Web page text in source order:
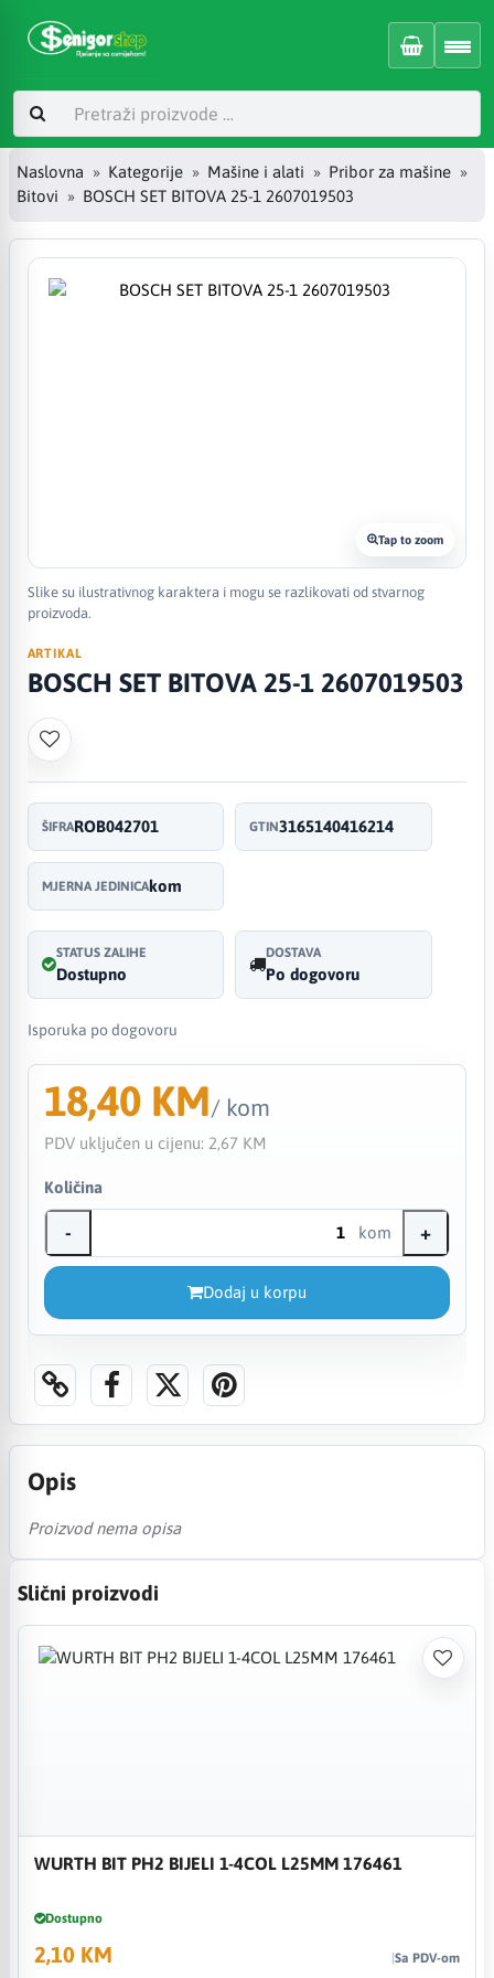
Naslovna Kategorije Mašine i alati
Pribor za mašine
Bitovi
BOSCH SET BITOVA 25-1 2607019503
Tap to zoom
Slike su ilustrativnog karaktera i mogu se razlikovati od stvarnog
proizvoda.
ARTIKAL
BOSCH SET BITOVA 25-1 2607019503
ŠIFRAROB042701 GTIN3165140416214
MJERNA JEDINICAkom
STATUS ZALIHE
Dostupno
DOSTAVA
Po dogovoru
Isporuka po dogovoru
18,40 KM/ kom
PDV uključen u cijenu: 2,67 KM
Količina
- kom +
Dodaj u korpu
Opis
Proizvod nema opisa
Slični proizvodi
WURTH BIT PH2 BIJELI 1-4COL L25MM 176461
Dostupno
2,10 KM Sa PDV-om